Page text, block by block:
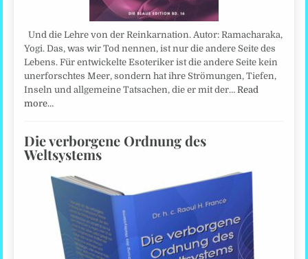
Und die Lehre von der Reinkarnation. Autor: Ramacharaka,
Yogi. Das, was wir Tod nennen, ist nur die andere Seite des
Lebens. Für entwickelte Esoteriker ist die andere Seite kein
unerforschtes Meer, sondern hat ihre Strömungen, Tiefen,
Inseln und allgemeine Tatsachen, die er mit der…Read
more…
Die verborgene Ordnung des
Weltsystems